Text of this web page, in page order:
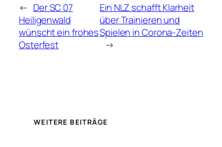
← Der SC 07
Heiligenwald
wünscht ein frohes
Osterfest
Ein NLZ schafft Klarheit
über Trainieren und
Spielen in Corona-Zeiten
→
WEITERE BEITRÄGE